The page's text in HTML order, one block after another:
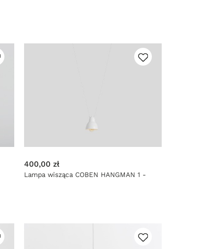
400,00 zł
Lampa wisząca COBEN HANGMAN 1 -